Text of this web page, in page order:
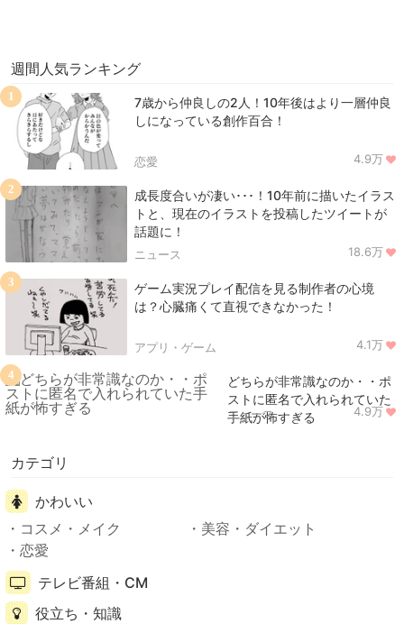
週間人気ランキング
7歳から仲良しの2人！10年後はより一層仲良
しになっている創作百合！
恋愛 4.9万
1
成長度合いが凄い･･･！10年前に描いたイラス
トと、現在のイラストを投稿したツイートが
話題に！
ニュース 18.6万
2
ゲーム実況プレイ配信を見る制作者の心境
は？心臓痛くて直視できなかった！
アプリ・ゲーム 4.1万
3
どちらが非常識なのか・・ポ
ストに匿名で入れられていた
手紙が怖すぎる
ニュース 4.9万
4
カテゴリ
かわいい
コスメ・メイク
美容・ダイエット
恋愛
テレビ番組・CM
役立ち・知識